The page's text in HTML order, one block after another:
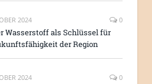
2024 0
Wasserstoff als Schlüssel für
der Region
2024 0